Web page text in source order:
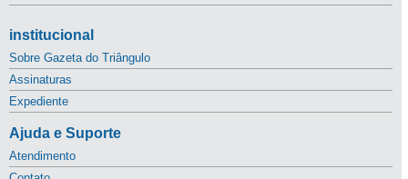
institucional
Sobre Gazeta do Triângulo
Assinaturas
Expediente
Ajuda e Suporte
Atendimento